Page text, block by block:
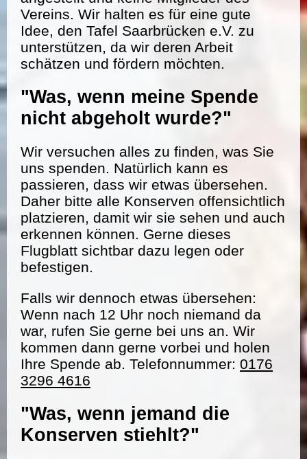
Vereins. Wir halten es für eine gute
Idee, den Tafel Saarbrücken e.V. zu
unterstützen, da wir deren Arbeit
schätzen und fördern möchten.
"Was, wenn meine Spende
nicht abgeholt wurde?"
Wir versuchen alles zu finden, was Sie
uns spenden. Natürlich kann es
passieren, dass wir etwas übersehen.
Daher bitte alle Konserven offensichtlich
platzieren, damit wir sie sehen und auch
erkennen können. Gerne dieses
Flugblatt sichtbar dazu legen oder
befestigen.
Falls wir dennoch etwas übersehen:
Wenn nach 12 Uhr noch niemand da
war, rufen Sie gerne bei uns an. Wir
kommen dann gerne vorbei und holen
Ihre Spende ab. Telefonnummer: 0176
3296 4616
"Was, wenn jemand die
Konserven stiehlt?"